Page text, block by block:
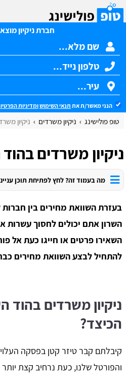
חברת ניקיון
הנני מאשר/ת את תנאי השימושומדיניות
טופ פולישינג ניקיון משרדים ניקיון
ניקיון משרדים
מה בעמוד זה? לחץ לפתיחת תוכן
בעזרת השוואת מחירים בין חברות
השרון אתם יכולים לחסוך עשרות
השאירו פרטים או חייגו כעת אל
להתחיל לבצע השוואת מחירים
ניקיון משרדים בהוד
הכיצד?
קיבלתם קבר טיזר קטן בפסקה
והפורטל שלנו, כעת נרחיב קצת יותר